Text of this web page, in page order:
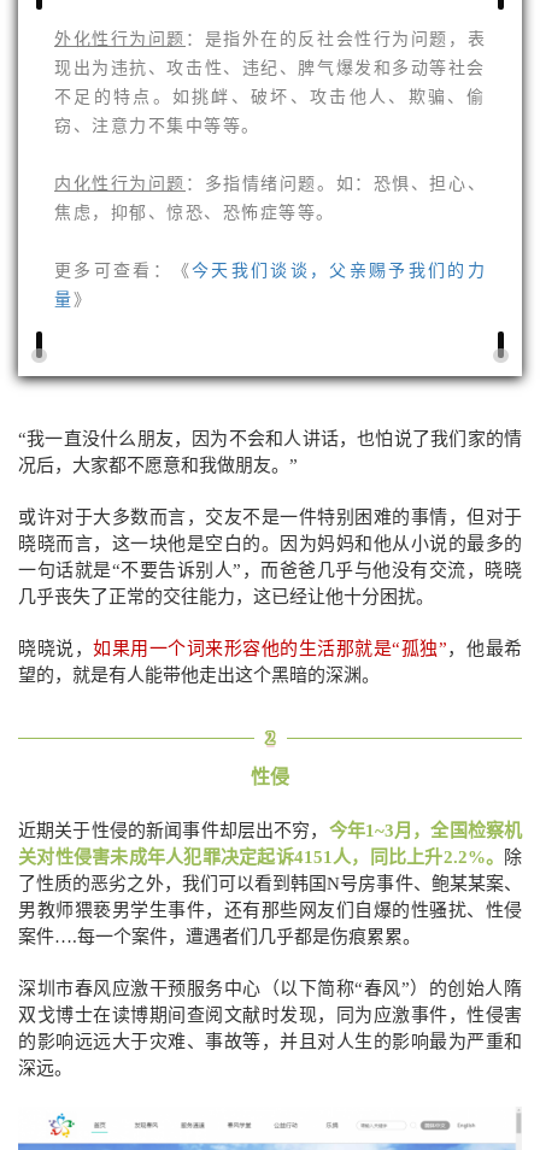
外化性行为问题 ：是指外在的反社会性行为问题，表
现出为违抗、攻击性、违纪、脾气爆发和多动等社会
不足的特点。如挑衅、破坏、攻击他人、欺骗、偷
窃、注意力不集中等等。
内化性行为问题 ：多指情绪问题。如：恐惧、担心、
焦虑，抑郁、惊恐、恐怖症等等。
更多可查看：《今天我们谈谈，父亲赐予我们的力
量 》
“我一直没什么朋友，因为不会和人讲话，也怕说了我们家的情
况后，大家都不愿意和我做朋友。”
或许对于大多数而言，交友不是一件特别困难的事情，但对于
晓晓而言，这一块他是空白的。因为妈妈和他从小说的最多的
一句话就是“不要告诉别人”，而爸爸几乎与他没有交流，晓晓
几乎丧失了正常的交往能力，这已经让他十分困扰。
晓晓说，如果用一个词来形容他的生活那就是“孤独”，他最希
望的，就是有人能带他走出这个黑暗的深渊。
2
性侵
近期关于性侵的新闻事件却层出不穷， 今年1~3月，全国检察机
关对性侵害未成年人犯罪决定起诉4151人，同比上升2.2%。
除
了性质的恶劣之外，我们可以看到韩国N号房事件、鲍某某案、
男教师猥亵男学生事件，还有那些网友们自爆的性骚扰、性侵
案件….每一个案件，遭遇者们几乎都是伤痕累累。
深圳市春风应激干预服务中心（以下简称“春风”）的创始人隋
双戈博士在读博期间查阅文献时发现，同为应激事件，性侵害
的影响远远大于灾难、事故等，并且对人生的影响最为严重和
深远。